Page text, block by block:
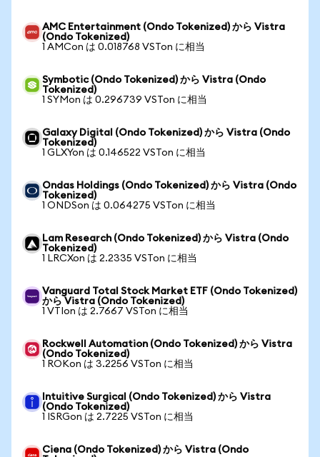
AMC Entertainment (Ondo Tokenized) から Vistra
(Ondo Tokenized)
1 AMCon は 0.018768 VSTon に相当
Symbotic (Ondo Tokenized) から Vistra (Ondo
Tokenized)
1 SYMon は 0.296739 VSTon に相当
Galaxy Digital (Ondo Tokenized) から Vistra (Ondo
Tokenized)
1 GLXYon は 0.146522 VSTon に相当
Ondas Holdings (Ondo Tokenized) から Vistra (Ondo
Tokenized)
1 ONDSon は 0.064275 VSTon に相当
Lam Research (Ondo Tokenized) から Vistra (Ondo
Tokenized)
1 LRCXon は 2.2335 VSTon に相当
Vanguard Total Stock Market ETF (Ondo Tokenized)
から Vistra (Ondo Tokenized)
1 VTIon は 2.7667 VSTon に相当
Rockwell Automation (Ondo Tokenized) から Vistra
(Ondo Tokenized)
1 ROKon は 3.2256 VSTon に相当
Intuitive Surgical (Ondo Tokenized) から Vistra
(Ondo Tokenized)
1 ISRGon は 2.7225 VSTon に相当
Ciena (Ondo Tokenized) から Vistra (Ondo